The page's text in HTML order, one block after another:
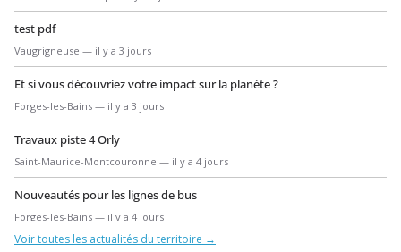
test pdf
Vaugrigneuse — il y a 3 jours
Et si vous découvriez votre impact sur la planète ?
Forges-les-Bains — il y a 3 jours
Travaux piste 4 Orly
Saint-Maurice-Montcouronne — il y a 4 jours
Nouveautés pour les lignes de bus
Forges-les-Bains — il y a 4 jours
Voir toutes les actualités du territoire →